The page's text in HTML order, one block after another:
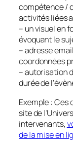
compétence /
activités liées
– un visuel en
évoquant le
– adresse
coordonnées
– autorisation
durée de
Exemple : Ces
site de
intervenants,
de la mise en